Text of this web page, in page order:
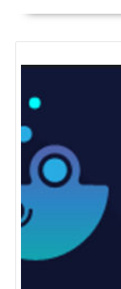
NAWIGACJA
PO